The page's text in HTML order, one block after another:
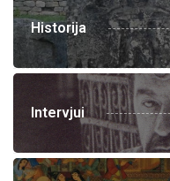
Historija
Intervjui